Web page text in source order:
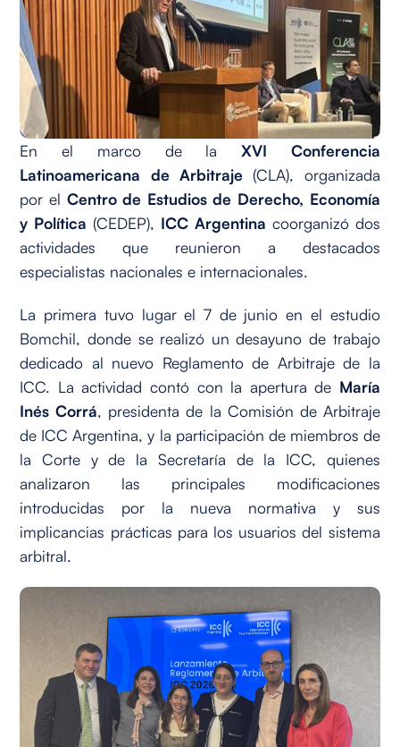
En el marco de la XVI Conferencia
Latinoamericana de Arbitraje (CLA), organizada
por el Centro de Estudios de Derecho, Economía
y Política (CEDEP), ICC Argentina coorganizó dos
actividades que reunieron a destacados
especialistas nacionales e internacionales.
La primera tuvo lugar el 7 de junio en el estudio
Bomchil, donde se realizó un desayuno de trabajo
dedicado al nuevo Reglamento de Arbitraje de la
ICC. La actividad contó con la apertura de María
Inés Corrá, presidenta de la Comisión de Arbitraje
de ICC Argentina, y la participación de miembros de
la Corte y de la Secretaría de la ICC, quienes
analizaron las principales modificaciones
introducidas por la nueva normativa y sus
implicancias prácticas para los usuarios del sistema
arbitral.